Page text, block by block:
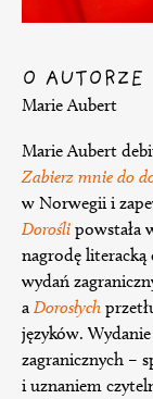
O AUTORZE
Marie Aubert
Marie Aubert
Zabierz mnie do
w Norwegii i
Dorośli powstała
nagrodę literacką
wydań
a Dorosłych
języków.
zagranicznych –
i uznaniem